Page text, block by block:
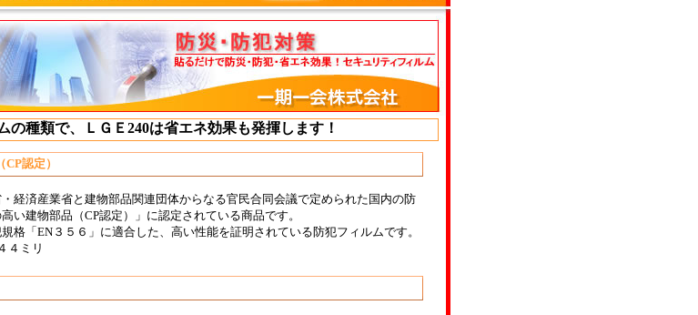
種類で、ＬＧＥ240は省エネ効果も発揮します！
認定）
経済産業省と建物部品関連団体からなる官民合同会議で定められた国内の防
い建物部品（CP認定）」に認定されている商品です。
格「EN３５６」に適合した、高い性能を証明されている防犯フィルムです。
４ミリ